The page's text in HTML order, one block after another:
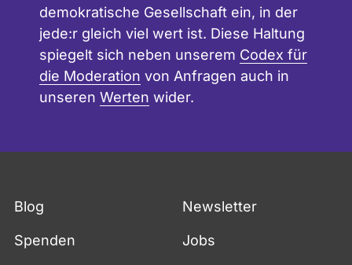
demokratische Gesellschaft ein, in der
jede:r gleich viel wert ist. Diese Haltung
spiegelt sich neben unserem Codex für
die Moderation von Anfragen auch in
unseren Werten wider.
Blog Newsletter
Spenden Jobs